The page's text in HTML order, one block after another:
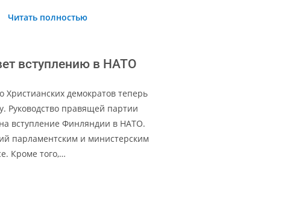
Читать полностью
вступлению в НАТО
Христианских демократов теперь
Руководство правящей партии
вступление Финляндии в НАТО.
парламентским и министерским
Кроме того,…